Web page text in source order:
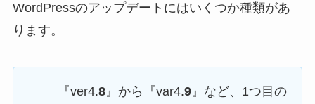
WordPressのアップデートにはいくつか種類があ
ります。
『ver4.8』から『var4.9』など、1つ目の